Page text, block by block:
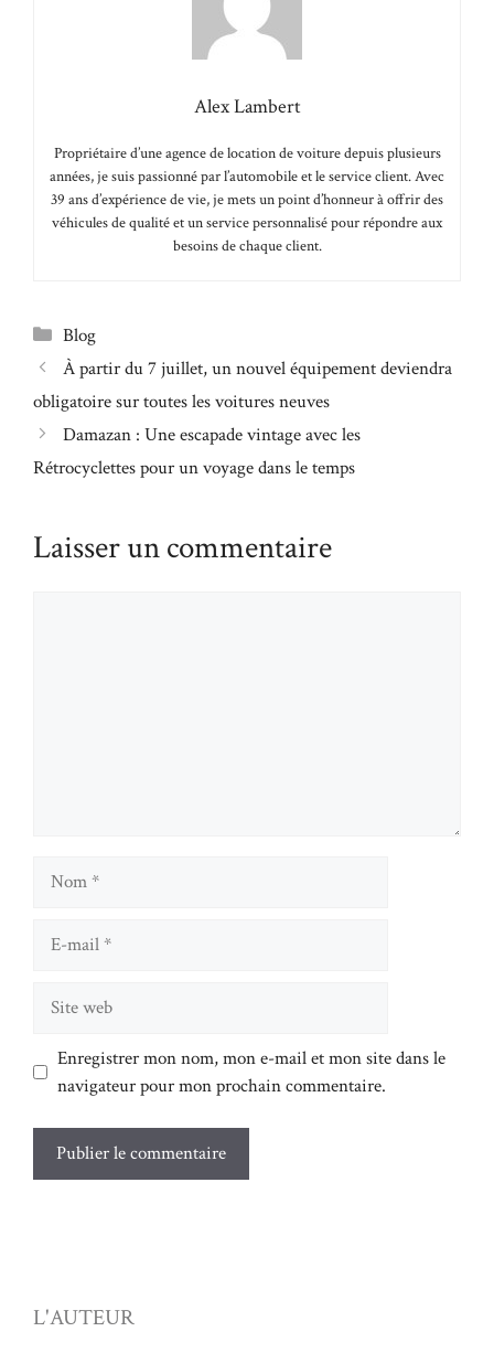
Alex Lambert
Propriétaire d’une agence de location de voiture depuis plusieurs
années, je suis passionné par l’automobile et le service client. Avec
39 ans d’expérience de vie, je mets un point d’honneur à offrir des
véhicules de qualité et un service personnalisé pour répondre aux
besoins de chaque client.
Catégories
Blog
À partir du 7 juillet, un nouvel équipement deviendra
obligatoire sur toutes les voitures neuves
Damazan : Une escapade vintage avec les
Rétrocyclettes pour un voyage dans le temps
Laisser un commentaire
Enregistrer mon nom, mon e-mail et mon site dans le
navigateur pour mon prochain commentaire.
L'AUTEUR